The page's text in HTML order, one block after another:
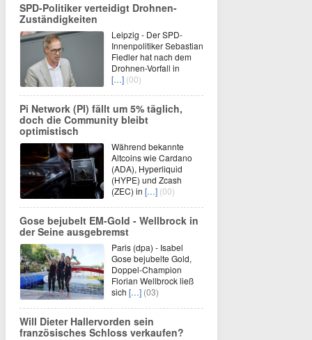
SPD-Politiker verteidigt Drohnen-
Zuständigkeiten
Leipzig - Der SPD-
Innenpolitiker Sebastian
Fiedler hat nach dem
Drohnen-Vorfall in
[…] (00)
Pi Network (PI) fällt um 5% täglich,
doch die Community bleibt
optimistisch
Während bekannte
Altcoins wie Cardano
(ADA), Hyperliquid
(HYPE) und Zcash
(ZEC) in […] (00)
Gose bejubelt EM-Gold - Wellbrock in
der Seine ausgebremst
Paris (dpa) - Isabel
Gose bejubelte Gold,
Doppel-Champion
Florian Wellbrock ließ
sich […] (03)
Will Dieter Hallervorden sein
französisches Schloss verkaufen?